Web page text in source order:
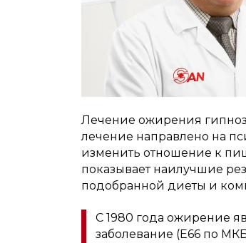
Лечение ожирения
лечение направлено на
изменить отношение к
показывает наилучшие
подобранной диеты и
С 1980 года ожирение
заболевание (E66 по